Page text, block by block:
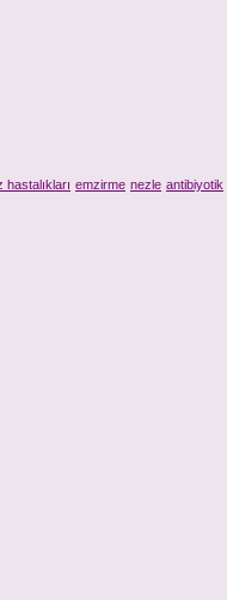
emzirme nezle antibiyotik